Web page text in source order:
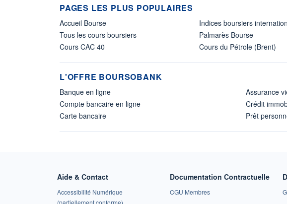
PAGES LES PLUS POPULAIRES
Accueil Bourse
Tous les cours boursiers
Cours CAC 40
Indices boursiers
Palmarès Bourse
Cours du Pétrole (Brent)
L'OFFRE BOURSOBANK
Banque en ligne
Compte bancaire en ligne
Carte bancaire
Assurance
Crédit
Prêt
Aide & Contact
Accessibilité Numérique
(partiellement conforme)
Documentation Contractuelle
CGU Membres